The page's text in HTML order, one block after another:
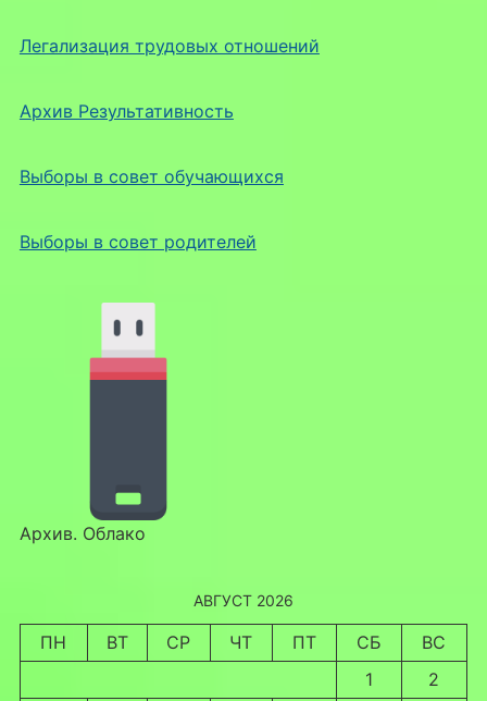
Легализация трудовых отношений
Архив Результативность
Выборы в совет обучающихся
Выборы в совет родителей
Архив. Облако
АВГУСТ 2026
ПН ВТ СР ЧТ ПТ СБ
ВС
1
2